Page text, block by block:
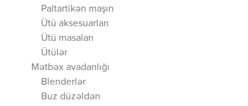
Paltartikən maşın
Ütü aksesuarları
Ütü masaları
Ütülər
Mətbəx avadanlığı
Blenderlər
Buz düzəldən